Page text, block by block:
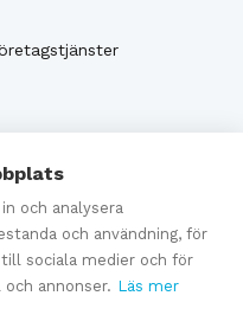
och analysera
och användning, för
sociala medier och för
annonser. Läs mer